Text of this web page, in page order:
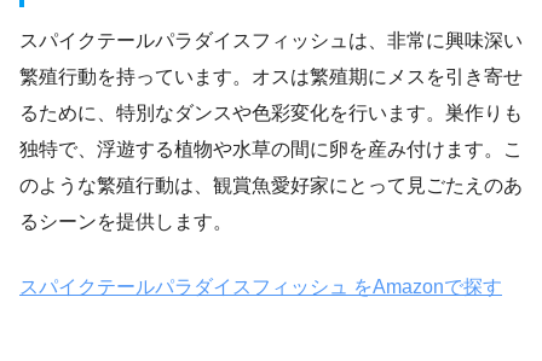
スパイクテールパラダイスフィッシュは、非常に興味深い
繁殖行動を持っています。オスは繁殖期にメスを引き寄せ
るために、特別なダンスや色彩変化を行います。巣作りも
独特で、浮遊する植物や水草の間に卵を産み付けます。こ
のような繁殖行動は、観賞魚愛好家にとって見ごたえのあ
るシーンを提供します。
スパイクテールパラダイスフィッシュ をAmazonで探す